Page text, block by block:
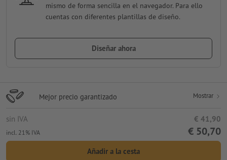
mismo de forma sencilla en el navegador. Para ello
cuentas con diferentes plantillas de diseño.
Diseñar ahora
Mejor precio garantizado Mostrar
sin IVA € 41,90
incl. 21% IVA € 50,70
Añadir a la cesta